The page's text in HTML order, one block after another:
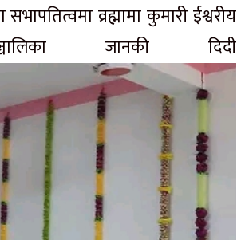
व्रह्मामा कुमारी ईश्वरीय
जानकी दिदी